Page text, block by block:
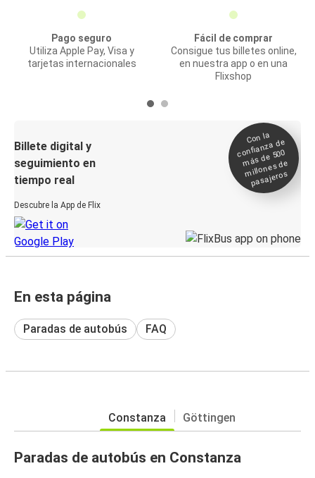
Pago seguro
Utiliza Apple Pay, Visa y
tarjetas internacionales
Fácil de comprar
Consigue tus billetes online,
en nuestra app o en una
Flixshop
Billete digital y
seguimiento en
tiempo real
Descubre la App de Flix
Con la
confianza de
más de 500
millones de
pasajeros
En esta página
Paradas de autobús FAQ
Constanza Göttingen
Paradas de autobús en Constanza